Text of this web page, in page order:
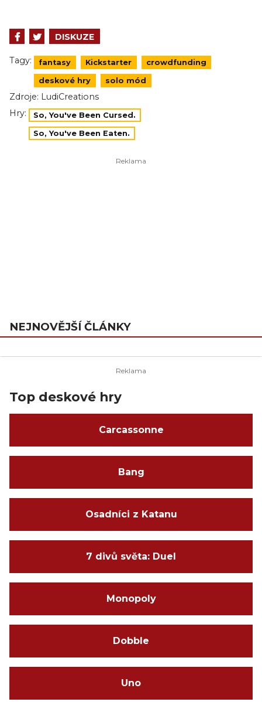
DISKUZE
Tagy: fantasy Kickstarter crowdfunding
deskové hry solo mód
Zdroje: LudiCreations
Hry:
So, You've Been Cursed.
So, You've Been Eaten.
NEJNOVĚJŠÍ ČLÁNKY
Top deskové hry
Carcassonne
Bang
Osadníci z Katanu
7 divů světa: Duel
Monopoly
Dobble
Uno